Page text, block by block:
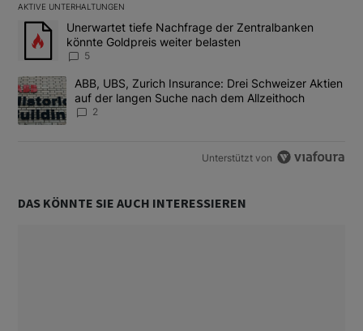
AKTIVE UNTERHALTUNGEN
Das Folgende ist eine Liste der am meisten kommentierten
Ein Trendartikel mit dem Titel "Unerwartet tiefe Nachfrage der
Unerwartet tiefe Nachfrage der Zentralbanken
könnte Goldpreis weiter belasten
5
Ein Trendartikel mit dem Titel "ABB, UBS, Zurich Insurance:
ABB, UBS, Zurich Insurance: Drei Schweizer Aktien
auf der langen Suche nach dem Allzeithoch
2
Unterstützt von
DAS KÖNNTE SIE AUCH INTERESSIEREN